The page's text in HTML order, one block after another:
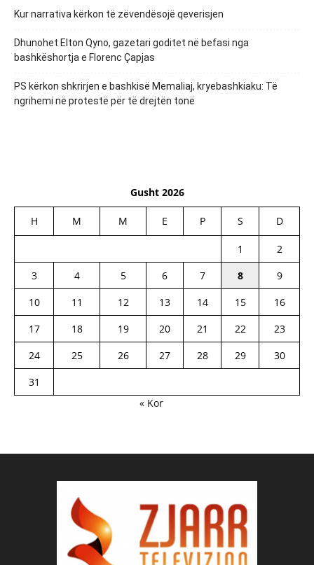
Kur narrativa kërkon të zëvendësojë qeverisjen
Dhunohet Elton Qyno, gazetari goditet në befasi nga
bashkëshortja e Florenc Çapjas
PS kërkon shkrirjen e bashkisë Memaliaj, kryebashkiaku: Të
ngrihemi në protestë për të drejtën tonë
Gusht 2026
H M M E P S D
1
2
3
4 5 6 7 8
9
10
11 12 13 14 15
16
17
18 19 20 21 22
23
24
25 26 27 28 29
30
31
« Kor